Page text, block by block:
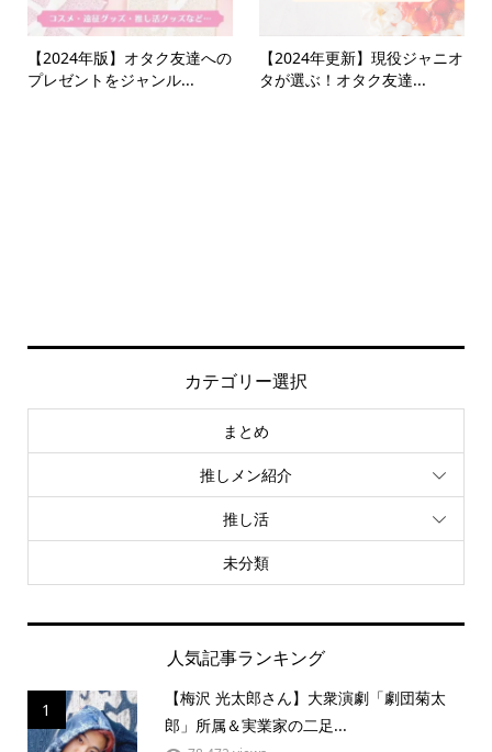
【2024年版】オタク友達への
プレゼントをジャンル...
【2024年更新】現役ジャニオ
タが選ぶ！オタク友達...
カテゴリー選択
まとめ
推しメン紹介
推し活
未分類
人気記事ランキング
1
【梅沢 光太郎さん】大衆演劇「劇団菊太
郎」所属＆実業家の二足...